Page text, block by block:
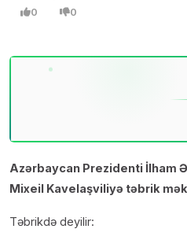
0 0
Azərbaycan Prezidenti İlham
Mixeil Kavelaşviliyə təbrik
Təbrikdə deyilir: